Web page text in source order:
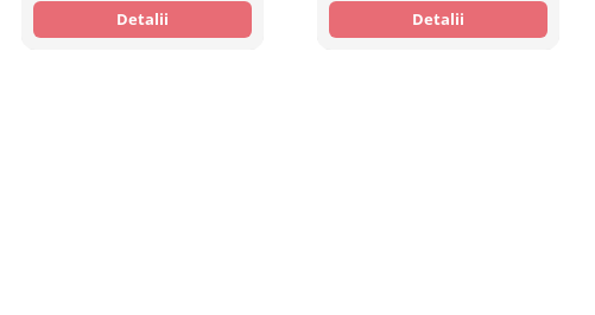
Detalii Detalii